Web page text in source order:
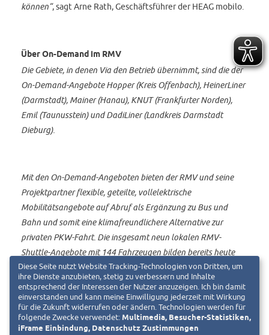
können“, sagt Arne Rath, Geschäftsführer der HEAG mobilo.
Über On-Demand im RMV
Die Gebiete, in denen Via den Betrieb übernimmt, sind die der
On-Demand-Angebote Hopper (Kreis Offenbach), HeinerLiner
(Darmstadt), Mainer (Hanau), KNUT (Frankfurter Norden),
Emil (Taunusstein) und DadiLiner (Landkreis Darmstadt
Dieburg).
Mit den On-Demand-Angeboten bieten der RMV und seine
Projektpartner flexible, geteilte, vollelektrische
Mobilitätsangebote auf Abruf als Ergänzung zu Bus und
Bahn und somit eine klimafreundlichere Alternative zur
privaten PKW-Fahrt. Die insgesamt neun lokalen RMV-
Shuttle-Angebote mit 144 Fahrzeugen bilden bereits heute
das größte On-Demand-Netzwerk Deutschlands. Bei
Fahrgästen sind sie zudem sehr beliebt: Die durchschnittliche
Bewertung liegt bei 4,9 von 5 Sternen.
Diese Seite nutzt Website Tracking-Technologien von Dritten, um
ihre Dienste anzubieten, stetig zu verbessern und Inhalte
entsprechend der Interessen der Nutzer anzuzeigen. Ich bin damit
einverstanden und kann meine Einwilligung jederzeit mit Wirkung
für die Zukunft widerrufen oder ändern. Technologien werden für
folgende Zwecke verwendet: Multimedia, Besucher-Statistiken,
iFrame Einbindung, Datenschutz Zustimmungen